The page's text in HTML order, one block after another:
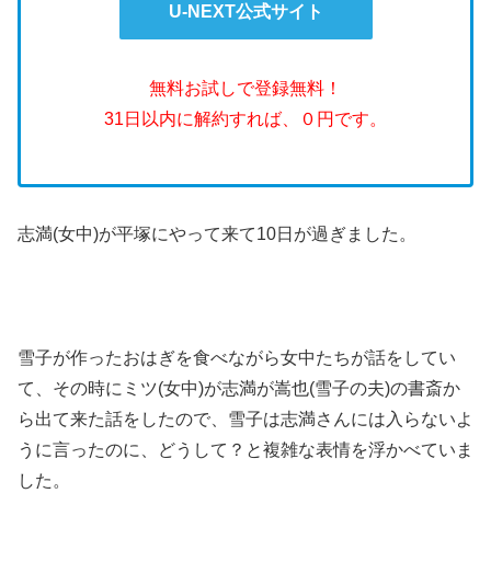
U-NEXT公式サイト
無料お試しで登録無料！
31日以内に解約すれば、０円です。
志満(女中)が平塚にやって来て10日が過ぎました。
雪子が作ったおはぎを食べながら女中たちが話をしてい
て、その時にミツ(女中)が志満が嵩也(雪子の夫)の書斎か
ら出て来た話をしたので、雪子は志満さんには入らないよ
うに言ったのに、どうして？と複雑な表情を浮かべていま
した。